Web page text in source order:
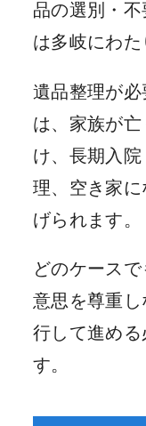
品の選別・
は多岐にわた
遺品整理が
は、家族が
け、長期入
理、空き家
げられます。
どのケース
意思を尊重
行して進め
す。